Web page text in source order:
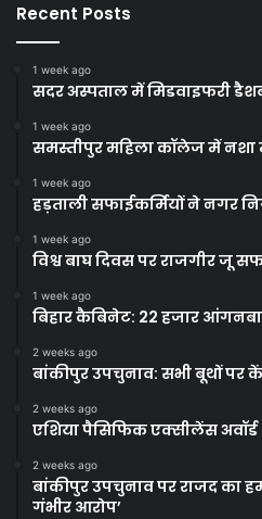
Recent Posts
1 week ago
सदर अस्पताल में मिडवाइफरी
1 week ago
समस्तीपुर महिला कॉलेज में नशा
1 week ago
हड़ताली सफाईकर्मियों ने नगर
1 week ago
विश्व बाघ दिवस पर राजगीर जू
1 week ago
बिहार कैबिनेट: 22 हजार
2 weeks ago
बांकीपुर उपचुनाव: सभी बूथों पर
2 weeks ago
एशिया पैसिफिक एक्सीलेंस
2 weeks ago
बांकीपुर उपचुनाव पर राजद का
गंभीर आरोप’